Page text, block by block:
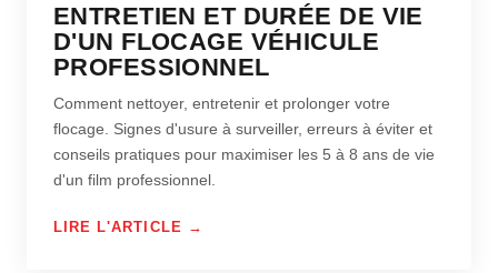
ENTRETIEN ET DURÉE DE VIE
D'UN FLOCAGE VÉHICULE
PROFESSIONNEL
Comment nettoyer, entretenir et prolonger votre
flocage. Signes d'usure à surveiller, erreurs à éviter et
conseils pratiques pour maximiser les 5 à 8 ans de vie
d'un film professionnel.
LIRE L'ARTICLE →